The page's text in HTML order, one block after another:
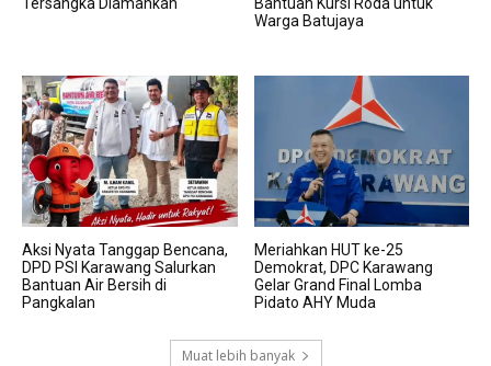
Warga Batujaya
Aksi Nyata Tanggap Bencana,
DPD PSI Karawang Salurkan
Bantuan Air Bersih di
Pangkalan
Meriahkan HUT ke-25
Demokrat, DPC Karawang
Gelar Grand Final Lomba
Pidato AHY Muda
Muat lebih banyak